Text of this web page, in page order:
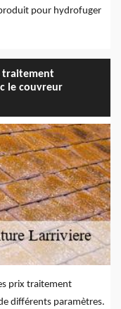
pour hydrofuger
traitement
le couvreur
prix traitement
différents paramètres.